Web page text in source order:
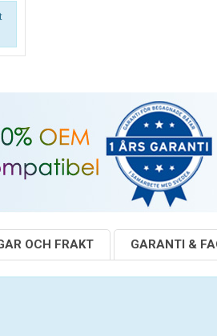
OCH FRAKT GARANTI &